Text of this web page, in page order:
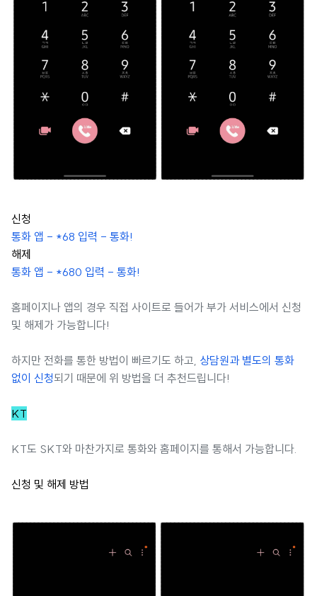
신청
통화 앱 - *68 입력 - 통화!
해제
통화 앱 - *680 입력 - 통화!
홈페이지나 앱의 경우 직접 사이트로 들어가 부가 서비스에서 신청
및 해제가 가능합니다!
하지만 전화를 통한 방법이 빠르기도 하고, 상담원과 별도의 통화
없이 신청되기 때문에 위 방법을 더 추천드립니다!
KT
KT도 SKT와 마찬가지로 통화와 홈페이지를 통해서 가능합니다.
신청 및 해제 방법